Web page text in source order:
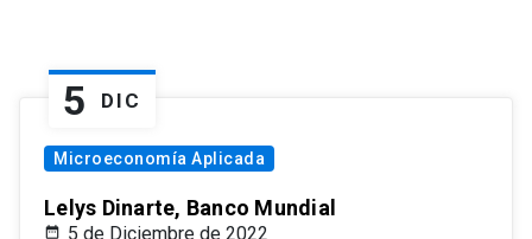
5 DIC
Microeconomía Aplicada
Lelys Dinarte, Banco Mundial
5 de Diciembre de 2022